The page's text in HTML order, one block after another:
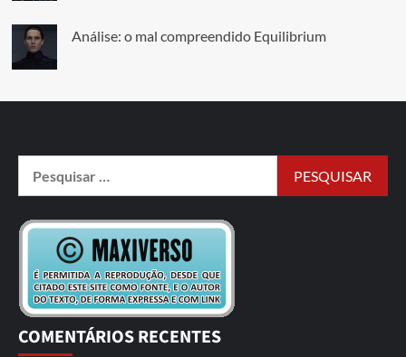
Análise: o mal compreendido Equilibrium
COMENTÁRIOS RECENTES